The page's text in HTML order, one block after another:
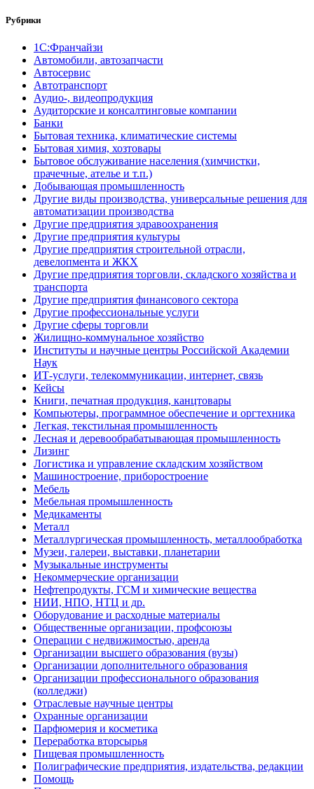
Рубрики
1С:Франчайзи
Автомобили, автозапчасти
Автосервис
Автотранспорт
Аудио-, видеопродукция
Аудиторские и консалтинговые компании
Банки
Бытовая техника, климатические системы
Бытовая химия, хозтовары
Бытовое обслуживание населения (химчистки,
прачечные, ателье и т.п.)
Добывающая промышленность
Другие виды производства, универсальные решения для
автоматизации производства
Другие предприятия здравоохранения
Другие предприятия культуры
Другие предприятия строительной отрасли,
девелопмента и ЖКХ
Другие предприятия торговли, складского хозяйства и
транспорта
Другие предприятия финансового сектора
Другие профессиональные услуги
Другие сферы торговли
Жилищно-коммунальное хозяйство
Институты и научные центры Российской Академии
Наук
ИТ-услуги, телекоммуникации, интернет, связь
Кейсы
Книги, печатная продукция, канцтовары
Компьютеры, программное обеспечение и оргтехника
Легкая, текстильная промышленность
Лесная и деревообрабатывающая промышленность
Лизинг
Логистика и управление складским хозяйством
Машиностроение, приборостроение
Мебель
Мебельная промышленность
Медикаменты
Металл
Металлургическая промышленность, металлообработка
Музеи, галереи, выставки, планетарии
Музыкальные инструменты
Некоммерческие организации
Нефтепродукты, ГСМ и химические вещества
НИИ, НПО, НТЦ и др.
Оборудование и расходные материалы
Общественные организации, профсоюзы
Операции с недвижимостью, аренда
Организации высшего образования (вузы)
Организации дополнительного образования
Организации профессионального образования
(колледжи)
Отраслевые научные центры
Охранные организации
Парфюмерия и косметика
Переработка вторсырья
Пищевая промышленность
Полиграфические предприятия, издательства, редакции
Помощь